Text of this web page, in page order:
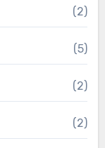
(2)
(5)
(2)
(2)